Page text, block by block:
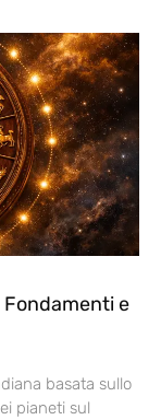
Fondamenti e
basata sullo
pianeti sul